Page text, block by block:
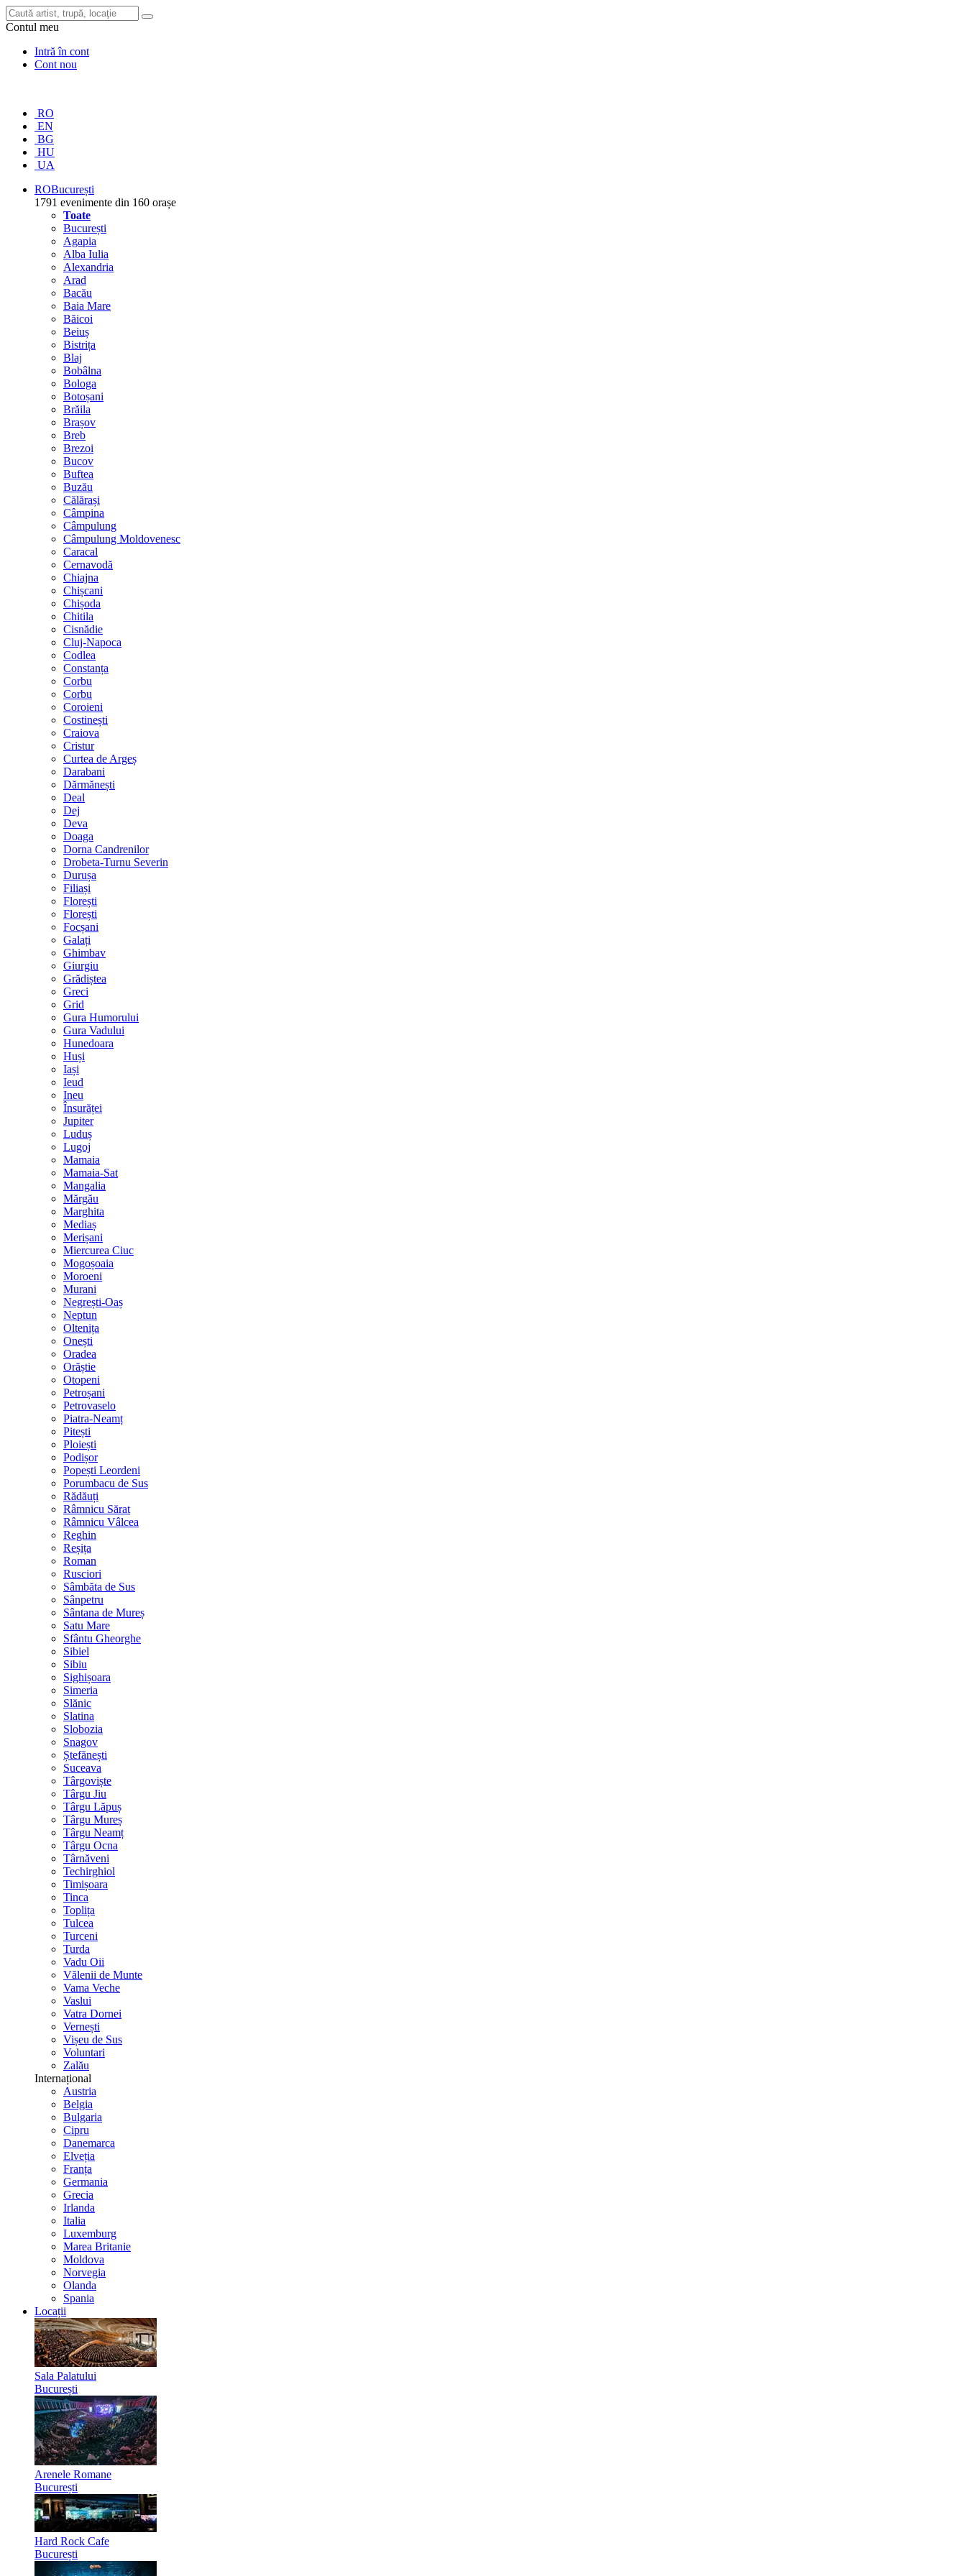
Contul meu
Intră în cont
Cont nou
RO
EN
BG
HU
UA
ROBucurești
1791 evenimente din 160 orașe
Toate
București
Agapia
Alba Iulia
Alexandria
Arad
Bacău
Baia Mare
Băicoi
Beiuș
Bistrița
Blaj
Bobâlna
Bologa
Botoșani
Brăila
Brașov
Breb
Brezoi
Bucov
Buftea
Buzău
Călărași
Câmpina
Câmpulung
Câmpulung Moldovenesc
Caracal
Cernavodă
Chiajna
Chișcani
Chișoda
Chitila
Cisnădie
Cluj-Napoca
Codlea
Constanța
Corbu
Corbu
Coroieni
Costinești
Craiova
Cristur
Curtea de Argeș
Darabani
Dărmănești
Deal
Dej
Deva
Doaga
Dorna Candrenilor
Drobeta-Turnu Severin
Durușa
Filiași
Florești
Florești
Focșani
Galați
Ghimbav
Giurgiu
Grădiștea
Greci
Grid
Gura Humorului
Gura Vadului
Hunedoara
Huși
Iași
Ieud
Ineu
Însurăței
Jupiter
Luduș
Lugoj
Mamaia
Mamaia-Sat
Mangalia
Mărgău
Marghita
Mediaș
Merișani
Miercurea Ciuc
Mogoșoaia
Moroeni
Murani
Negrești-Oaș
Neptun
Oltenița
Onești
Oradea
Orăștie
Otopeni
Petroșani
Petrovaselo
Piatra-Neamț
Pitești
Ploiești
Podișor
Popești Leordeni
Porumbacu de Sus
Rădăuți
Râmnicu Sărat
Râmnicu Vâlcea
Reghin
Reșița
Roman
Rusciori
Sâmbăta de Sus
Sânpetru
Sântana de Mureș
Satu Mare
Sfântu Gheorghe
Sibiel
Sibiu
Sighișoara
Simeria
Slănic
Slatina
Slobozia
Snagov
Ștefănești
Suceava
Târgoviște
Târgu Jiu
Târgu Lăpuș
Târgu Mureș
Târgu Neamț
Târgu Ocna
Târnăveni
Techirghiol
Timișoara
Tinca
Toplița
Tulcea
Turceni
Turda
Vadu Oii
Vălenii de Munte
Vama Veche
Vaslui
Vatra Dornei
Vernești
Vișeu de Sus
Voluntari
Zalău
Internațional
Austria
Belgia
Bulgaria
Cipru
Danemarca
Elveția
Franța
Germania
Grecia
Irlanda
Italia
Luxemburg
Marea Britanie
Moldova
Norvegia
Olanda
Spania
Locații
Sala Palatului
București
Arenele Romane
București
Hard Rock Cafe
București